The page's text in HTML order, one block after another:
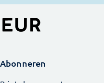
Abonneren